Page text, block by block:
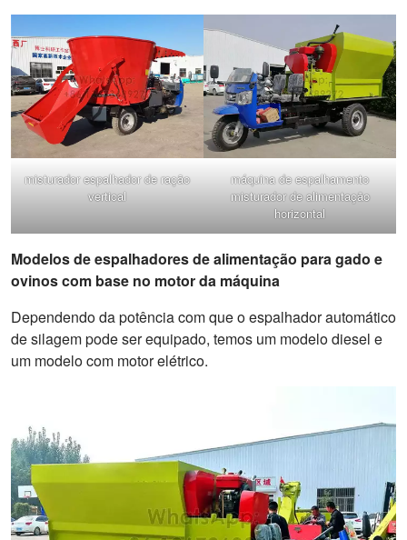
misturador espalhador de ração
vertical
máquina de espalhamento
misturador de alimentação
horizontal
Modelos de espalhadores de alimentação para gado e
ovinos com base no motor da máquina
Dependendo da potência com que o espalhador automático
de silagem pode ser equipado, temos um modelo diesel e
um modelo com motor elétrico.